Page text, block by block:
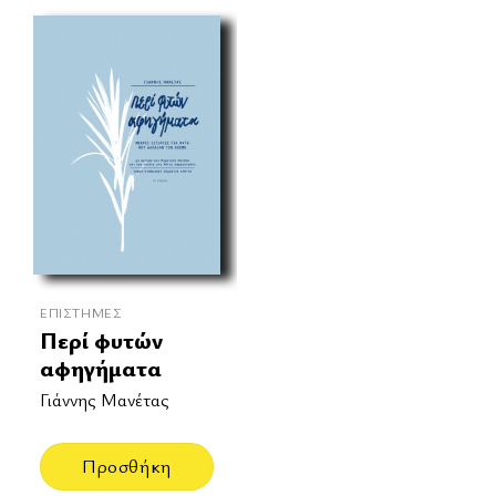
ΕΠΙΣΤΉΜΕΣ
Περί φυτών
αφηγήματα
Γιάννης Μανέτας
Προσθήκη